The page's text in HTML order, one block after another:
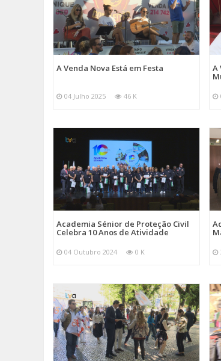
A Venda Nova Está em Festa
04 Julho 2025 46 K
A
Academia Sénior de Proteção Civil
Celebra 10 Anos de Atividade
04 Outubro 2024 0 K